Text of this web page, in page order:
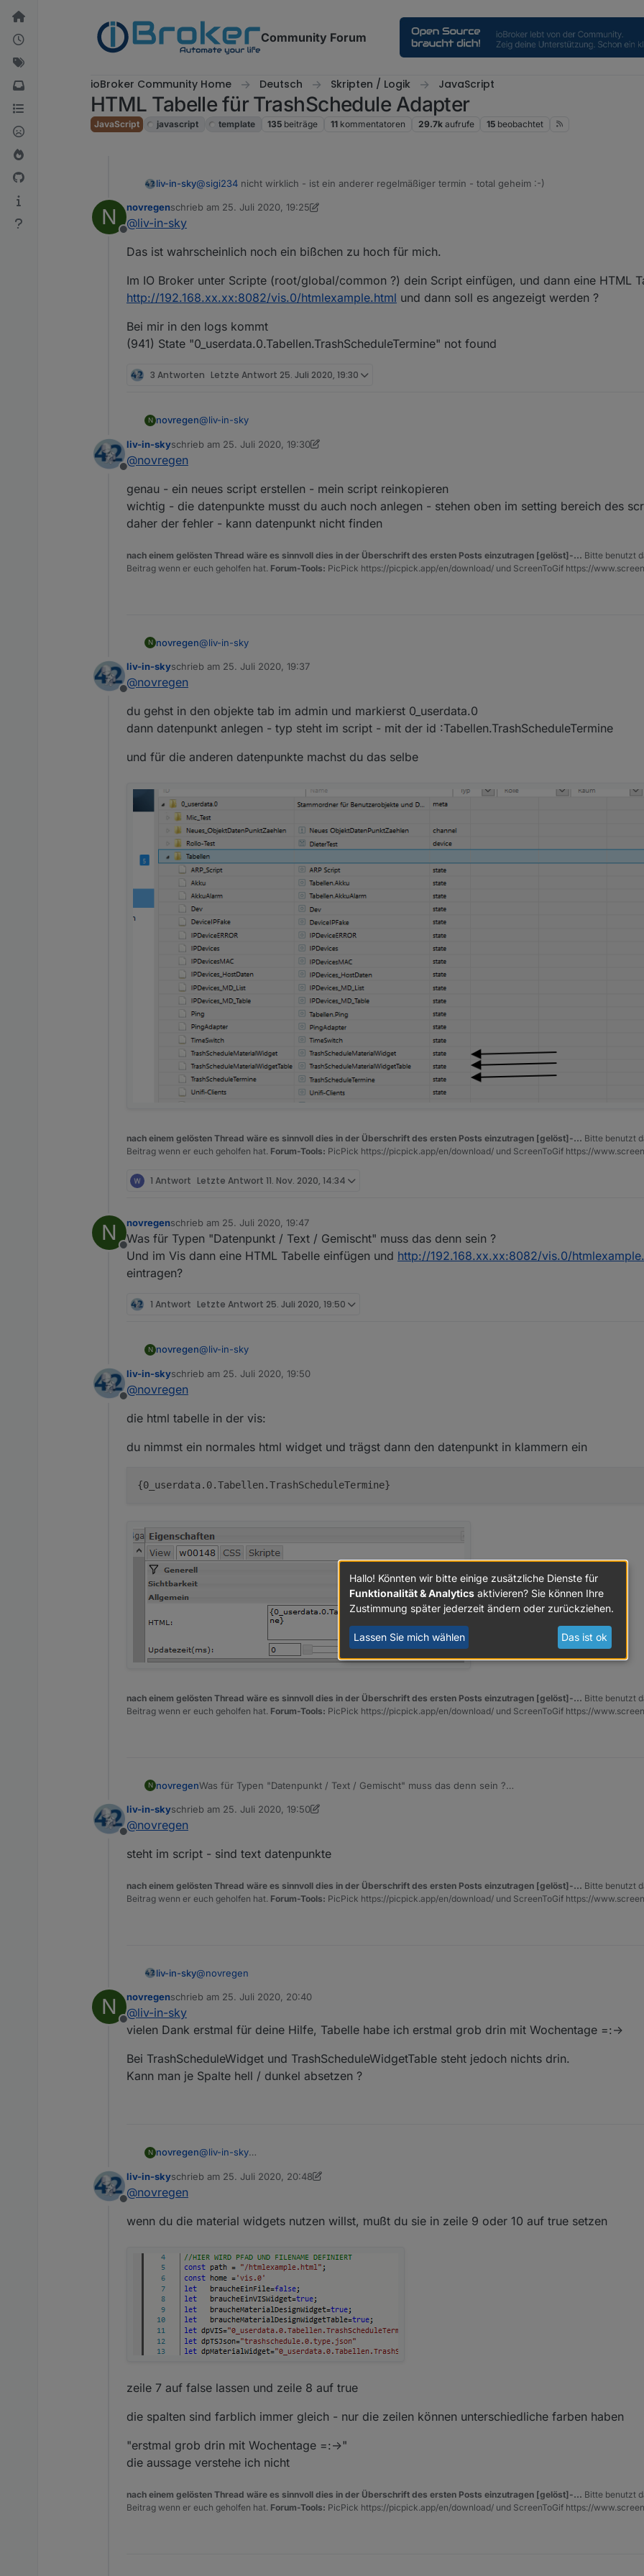
Weiter zum Inhalt
Community Forum
ioBroker Community Home Deutsch Skripten / Logik JavaScript
HTML Tabelle für TrashSchedule Adapter
JavaScript javascript template 135 beiträge 11 kommentatoren 29.7k aufrufe 15 beobachtet
liv-in-sky@sigi234 nicht wirklich - ist ein anderer regelmäßiger termin - total geheim :-)
N
Offline
novregenschrieb am 25. Juli 2020, 19:25
zuletzt editiert von novregen
@liv-in-sky
Das ist wahrscheinlich noch ein bißchen zu hoch für mich.
Im IO Broker unter Scripte (root/global/common ?) dein Script einfügen, und dann eine HTML
http://192.168.xx.xx:8082/vis.0/htmlexample.html und dann soll es angezeigt werden ?
Bei mir in den logs kommt
(941) State "0_userdata.0.Tabellen.TrashScheduleTermine" not found
3 Antworten Letzte Antwort 25. Juli 2020, 19:30
N novregen@liv-in-sky
Das ist wahrscheinlich noch ein bißchen zu hoch für mich.
http://192.168.xx.xx:8082/vis.0/htmlexample.htmlund dann soll es angezeigt werden ?
Bei mir in den logs kommt
(941) State "0_userdata.0.Tabellen.TrashScheduleTermine" not found
Offline
liv-in-skyschrieb am 25. Juli 2020, 19:30
zuletzt editiert von liv-in-sky
@novregen
genau - ein neues script erstellen - mein script reinkopieren
wichtig - die datenpunkte musst du auch noch anlegen - stehen oben im setting bereich des
daher der fehler - kann datenpunkt nicht finden
nach einem gelösten Thread wäre es sinnvoll dies in der Überschrift des ersten Posts einzutragen [gelöst]-... Bitte benutzt
Beitrag wenn er euch geholfen hat. Forum-Tools: PicPick https://picpick.app/en/download/ und ScreenToGif https://
N novregen@liv-in-sky
Das ist wahrscheinlich noch ein bißchen zu hoch für mich.
http://192.168.xx.xx:8082/vis.0/htmlexample.html und dann soll es angezeigt werden ?
Bei mir in den logs kommt
(941) State "0_userdata.0.Tabellen.TrashScheduleTermine" not found
Offline
liv-in-skyschrieb am 25. Juli 2020, 19:37
zuletzt editiert von
@novregen
du gehst in den objekte tab im admin und markierst 0_userdata.0
dann datenpunkt anlegen - typ steht im script - mit der id :Tabellen.TrashScheduleTermine
und für die anderen datenpunkte machst du das selbe
nach einem gelösten Thread wäre es sinnvoll dies in der Überschrift des ersten Posts einzutragen [gelöst]-... Bitte benutzt
Beitrag wenn er euch geholfen hat. Forum-Tools: PicPick https://picpick.app/en/download/ und ScreenToGif https://
1 Antwort Letzte Antwort 11. Nov. 2020, 14:34
N
Offline
novregenschrieb am 25. Juli 2020, 19:47
zuletzt editiert von
Was für Typen "Datenpunkt / Text / Gemischt" muss das denn sein ?
Und im Vis dann eine HTML Tabelle einfügen und http://192.168.xx.xx:8082/vis.0/
eintragen?
1 Antwort Letzte Antwort 25. Juli 2020, 19:50
N novregen@liv-in-sky
Das ist wahrscheinlich noch ein bißchen zu hoch für mich.
http://192.168.xx.xx:8082/vis.0/htmlexample.html
(941) State "0_userdata.0.Tabellen.TrashScheduleTermine" not found
Offline
liv-in-skyschrieb am 25. Juli 2020, 19:50
zuletzt editiert von
@novregen
die html tabelle in der vis:
du nimmst ein normales html widget und trägst dann den datenpunkt in klammern ein
nach einem gelösten Thread wäre es sinnvoll dies in der Überschrift des ersten Posts einzutragen [gelöst]-... Bitte benutzt
Beitrag wenn er euch geholfen hat. Forum-Tools: PicPick https://picpick.app/en/download/ und ScreenToGif https://
N novregen
Was für Typen "Datenpunkt / Text / Gemischt" muss das denn sein ?
eintragen?
Offline
liv-in-skyschrieb am 25. Juli 2020, 19:50
zuletzt editiert von liv-in-sky
@novregen
steht im script - sind text datenpunkte
nach einem gelösten Thread wäre es sinnvoll dies in der Überschrift des ersten Posts einzutragen [gelöst]-... Bitte benutzt
Beitrag wenn er euch geholfen hat. Forum-Tools: PicPick https://picpick.app/en/download/ und ScreenToGif https://
liv-in-sky@novregen
steht im script - sind text datenpunkte
N
Offline
novregenschrieb am 25. Juli 2020, 20:40
zuletzt editiert von
@liv-in-sky
vielen Dank erstmal für deine Hilfe, Tabelle habe ich erstmal grob drin mit Wochentage =:->
Bei TrashScheduleWidget und TrashScheduleWidgetTable steht jedoch nichts drin.
Kann man je Spalte hell / dunkel absetzen ?
N novregen@liv-in-sky
Bei TrashScheduleWidget und TrashScheduleWidgetTable steht jedoch nichts drin.
Offline
liv-in-skyschrieb am 25. Juli 2020, 20:48
zuletzt editiert von liv-in-sky
@novregen
wenn du die material widgets nutzen willst, mußt du sie in zeile 9 oder 10 auf true setzen
zeile 7 auf false lassen und zeile 8 auf true
die spalten sind farblich immer gleich - nur die zeilen können unterschiedliche farben haben
"erstmal grob drin mit Wochentage =:->"
die aussage verstehe ich nicht
nach einem gelösten Thread wäre es sinnvoll dies in der Überschrift des ersten Posts einzutragen [gelöst]-... Bitte benutzt
Beitrag wenn er euch geholfen hat. Forum-Tools: PicPick https://picpick.app/en/download/ und ScreenToGif https://
Hallo! Könnten wir bitte einige zusätzliche Dienste für
Funktionalität & Analytics aktivieren? Sie können Ihre
Zustimmung später jederzeit ändern oder zurückziehen.
Lassen Sie mich wählen Das ist ok